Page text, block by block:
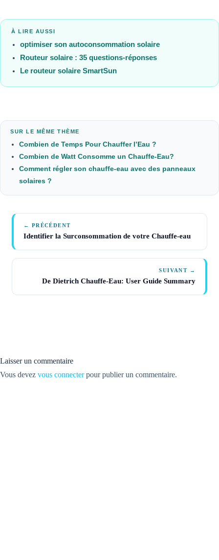
À LIRE AUSSI
optimiser son autoconsommation solaire
Routeur solaire : 35 questions-réponses
Le routeur solaire SmartSun
SUR LE MÊME THÈME
Combien de Temps Pour Chauffer l’Eau ?
Combien de Watt Consomme un Chauffe-Eau?
Comment régler son chauffe-eau avec des panneaux
solaires ?
← PRÉCÉDENT
Identifier la Surconsommation de votre Chauffe-eau
SUIVANT →
De Dietrich Chauffe-Eau: User Guide Summary
Laisser un commentaire
Vous devez vous connecterpour publier un commentaire.